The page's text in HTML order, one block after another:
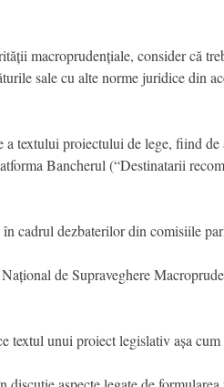
macroprudențiale, consider că
sale cu alte norme juridice din
textului proiectului de lege, fiind
Bancherul (“Destinatarii
cadrul dezbaterilor din comisiile
de Supraveghere
textul unui proiect legislativ așa